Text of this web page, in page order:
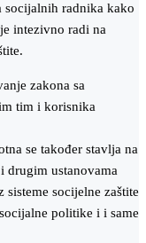
socijalnih radnika kako
intezivno radi na
zakona sa
tim i korisnika
se također stavlja na
drugim ustanovama
socijelne zaštite
politike i i same